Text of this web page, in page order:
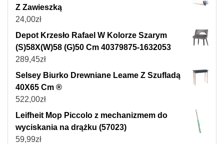
Z Zawieszką
24,00zł
Depot Krzesło Rafael W Kolorze Szarym
(S)58X(W)58 (G)50 Cm 40379875-1632053
289,45zł
Selsey Biurko Drewniane Leame Z Szufladą
40X65 Cm ®
522,00zł
Leifheit Mop Piccolo z mechanizmem do
wyciskania na drążku (57023)
59,99zł